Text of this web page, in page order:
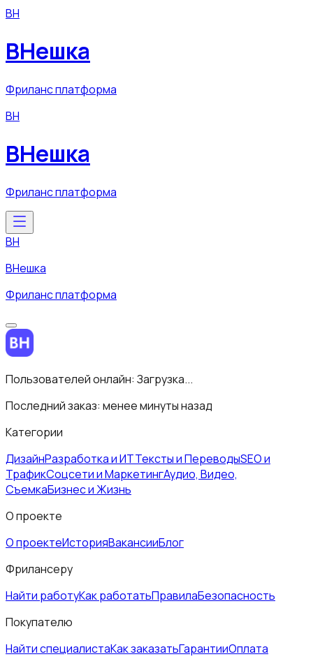
ВН
ВНешка
Фриланс платформа
ВН
ВНешка
Фриланс платформа
ВН
ВНешка
Фриланс платформа
Пользователей онлайн: Загрузка...
Последний заказ: менее минуты назад
Категории
ДизайнРазработка и ИТТексты и ПереводыSEO и
ТрафикСоцсети и МаркетингАудио, Видео,
СъемкаБизнес и Жизнь
О проекте
О проектеИсторияВакансииБлог
Фрилансеру
Найти работуКак работатьПравилаБезопасность
Покупателю
Найти специалистаКак заказатьГарантииОплата